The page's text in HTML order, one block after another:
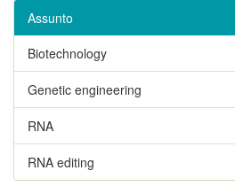
Assunto
Biotechnology
Genetic engineering
RNA
RNA editing